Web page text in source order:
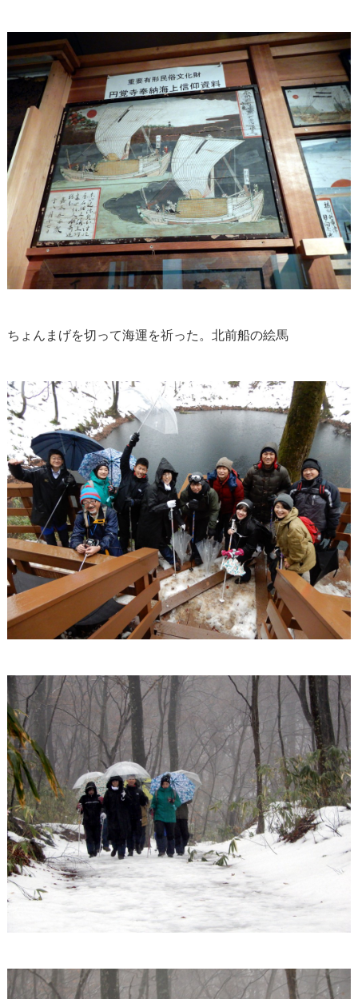
ちょんまげを切って海運を祈った。北前船の絵馬